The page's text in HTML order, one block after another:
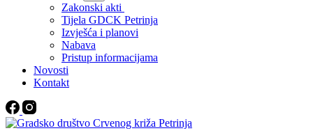
Zakonski akti
Tijela GDCK Petrinja
Izvješća i planovi
Nabava
Pristup informacijama
Novosti
Kontakt